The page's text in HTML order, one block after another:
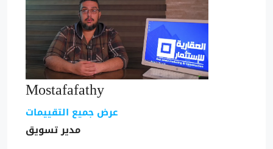
Mostafafathy
عرض جميع التقييمات
مدير تسويق